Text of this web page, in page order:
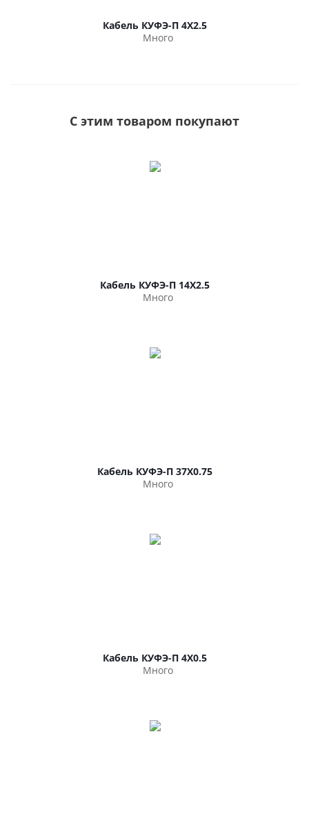
Кабель КУФЭ-П 4Х2.5
Много
С этим товаром покупают
Кабель КУФЭ-П 14Х2.5
Много
Кабель КУФЭ-П 37Х0.75
Много
Кабель КУФЭ-П 4Х0.5
Много